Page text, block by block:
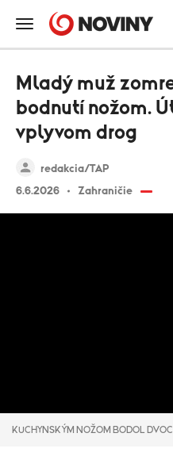
redakcia/TAP
6.6.2026
Zahraničie
Mladý muž
bodnutí nožom.
vplyvom drog
KUCHYNSKÝM NOŽOM BODOL